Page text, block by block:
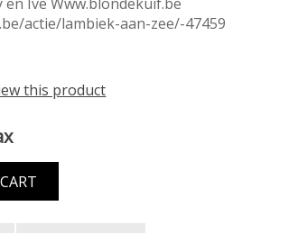
actie/lambiek-aan-zee/-47459
this product